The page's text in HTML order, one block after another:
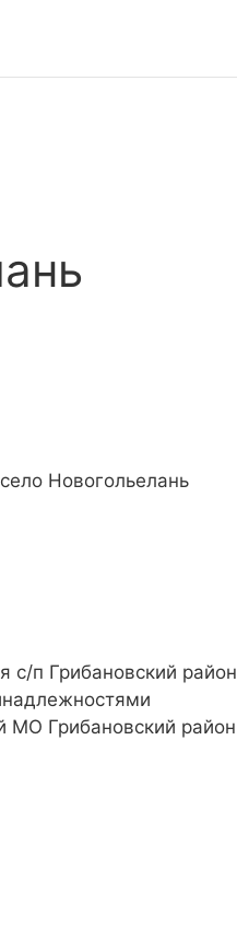
Новогольелань
с/п Грибановский район
МО Грибановский район